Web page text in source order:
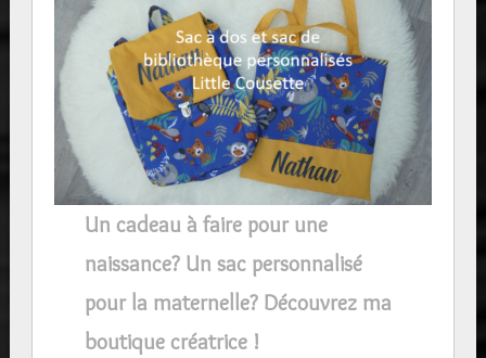
Un cadeau à faire pour une
naissance? Un sac personnalisé
pour la maternelle? Découvrez ma
boutique créatrice !